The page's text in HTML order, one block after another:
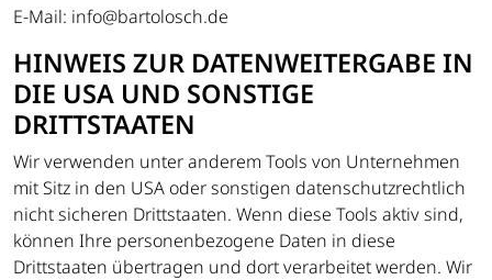
E-Mail: info@bartolosch.de
HINWEIS ZUR DATENWEITERGABE IN
DIE USA UND SONSTIGE
DRITTSTAATEN
Wir verwenden unter anderem Tools von Unternehmen
mit Sitz in den USA oder sonstigen datenschutzrechtlich
nicht sicheren Drittstaaten. Wenn diese Tools aktiv sind,
können Ihre personenbezogene Daten in diese
Drittstaaten übertragen und dort verarbeitet werden. Wir